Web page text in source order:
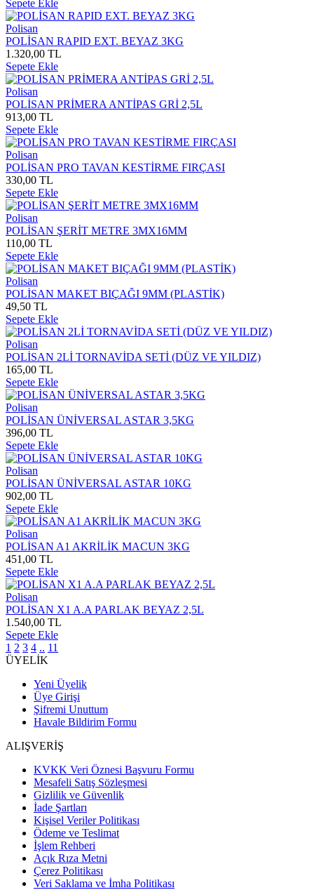
Sepete Ekle
Polisan
POLİSAN RAPID EXT. BEYAZ 3KG
1.320,00 TL
Sepete Ekle
Polisan
POLİSAN PRİMERA ANTİPAS GRİ 2,5L
913,00 TL
Sepete Ekle
Polisan
POLİSAN PRO TAVAN KESTİRME FIRÇASI
330,00 TL
Sepete Ekle
Polisan
POLİSAN ŞERİT METRE 3MX16MM
110,00 TL
Sepete Ekle
Polisan
POLİSAN MAKET BIÇAĞI 9MM (PLASTİK)
49,50 TL
Sepete Ekle
Polisan
POLİSAN 2Lİ TORNAVİDA SETİ (DÜZ VE YILDIZ)
165,00 TL
Sepete Ekle
Polisan
POLİSAN ÜNİVERSAL ASTAR 3,5KG
396,00 TL
Sepete Ekle
Polisan
POLİSAN ÜNİVERSAL ASTAR 10KG
902,00 TL
Sepete Ekle
Polisan
POLİSAN A1 AKRİLİK MACUN 3KG
451,00 TL
Sepete Ekle
Polisan
POLİSAN X1 A.A PARLAK BEYAZ 2,5L
1.540,00 TL
Sepete Ekle
1 2 3 4 .. 11
ÜYELİK
Yeni Üyelik
Üye Girişi
Şifremi Unuttum
Havale Bildirim Formu
ALIŞVERİŞ
KVKK Veri Öznesi Başvuru Formu
Mesafeli Satış Sözleşmesi
Gizlilik ve Güvenlik
İade Şartları
Kişisel Veriler Politikası
Ödeme ve Teslimat
İşlem Rehberi
Açık Rıza Metni
Çerez Politikası
Veri Saklama ve İmha Politikası